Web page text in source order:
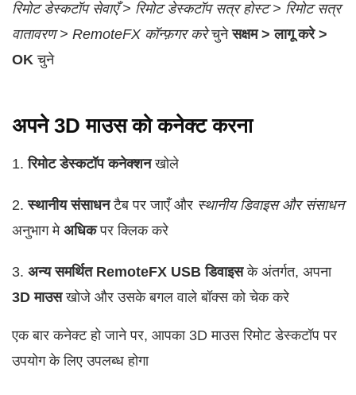
रिमोट डेस्कटॉप सेवाएँ > रिमोट डेस्कटॉप सत्र होस्ट > रिमोट सत्र
वातावरण > RemoteFX कॉन्फ़गर करेचुनेसक्षम > लागू करे >
OK चुने
अपने 3D माउस को कनेक्ट करना
1.रिमोट डेस्कटॉप कनेक्शनखोले
2.स्थानीय संसाधनटैब पर जाएँ और स्थानीय डिवाइस और संसाधन
अनुभाग मे अधिकपर क्लिक करे
3. अन्य समर्थित RemoteFX USB डिवाइसके अंतर्गत, अपना
3D माउसखोजे और उसके बगल वाले बॉक्स को चेक करे
एक बार कनेक्ट हो जाने पर, आपका 3D माउस रिमोट डेस्कटॉप पर
उपयोग के लिए उपलब्ध होगा